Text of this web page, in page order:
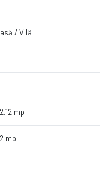
din prima luna de
/ Vilă
mp
mp